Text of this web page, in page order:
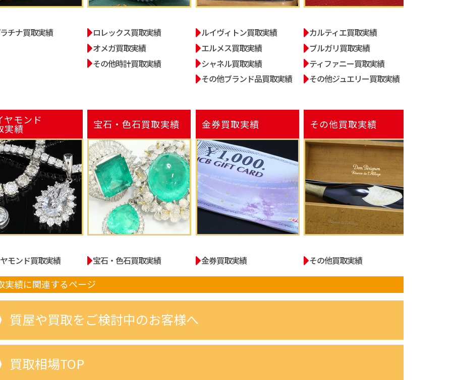
チナ買取実績
ロレックス買取実績
オメガ買取実績
その他時計買取実績
ルイヴィトン買取実績
エルメス買取実績
シャネル買取実績
その他ブランド品買取実績
カルティエ買取実績
ブルガリ買取実績
ティファニー買取実績
その他ジュエリー買取実績
ヤモンド
実績
モンド買取実績
宝石・色石買取実績
宝石・色石買取実績
金券買取実績
金券買取実績
その他買取実績
その他買取実績
実績に関連するページ
質屋や買取をご検討中のお客様へ
買取相場TOP